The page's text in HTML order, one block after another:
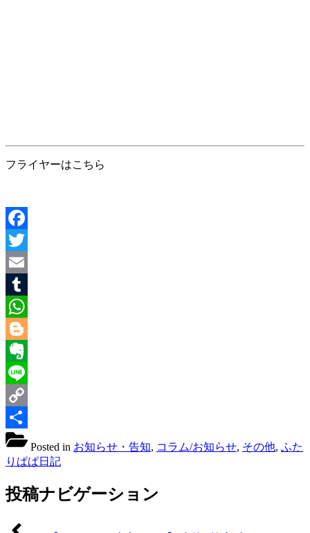
フライヤーはこちら
Facebook
Twitter
Email
Tumblr
WhatsApp
Blogger
Evernote
Line
Copy
Link
共
有
Posted in お知らせ・告知, コラム/お知らせ, その他, ふた
りぱぱ日記
投稿ナビゲーション